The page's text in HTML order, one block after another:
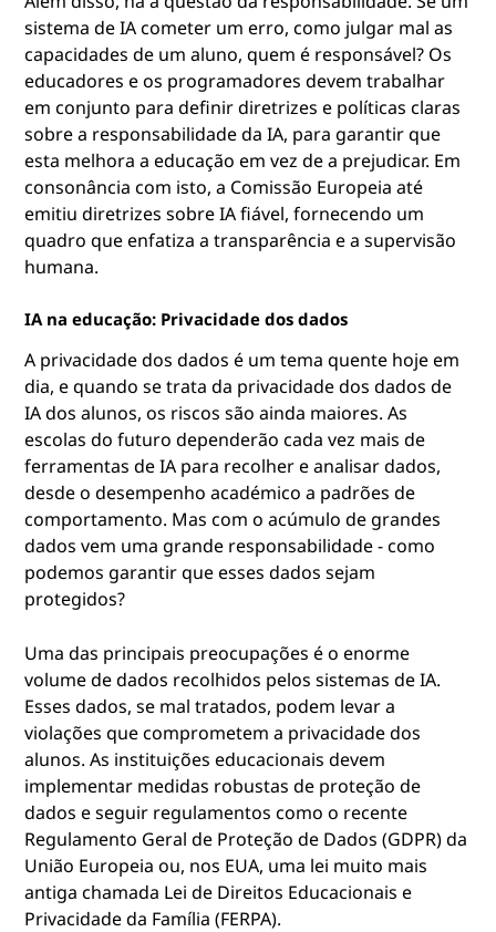
sistema de IA cometer um erro, como julgar mal as
capacidades de um aluno, quem é responsável? Os
educadores e os programadores devem trabalhar
em conjunto para definir diretrizes e políticas claras
sobre a responsabilidade da IA, para garantir que
esta melhora a educação em vez de a prejudicar. Em
consonância com isto, a Comissão Europeia até
emitiu diretrizes sobre IA fiável, fornecendo um
quadro que enfatiza a transparência e a supervisão
humana.
IA na educação: Privacidade dos dados
A privacidade dos dados é um tema quente hoje em
dia, e quando se trata da privacidade dos dados de
IA dos alunos, os riscos são ainda maiores. As
escolas do futuro dependerão cada vez mais de
ferramentas de IA para recolher e analisar dados,
desde o desempenho académico a padrões de
comportamento. Mas com o acúmulo de grandes
dados vem uma grande responsabilidade - como
podemos garantir que esses dados sejam
protegidos?
Uma das principais preocupações é o enorme
volume de dados recolhidos pelos sistemas de IA.
Esses dados, se mal tratados, podem levar a
violações que comprometem a privacidade dos
alunos. As instituições educacionais devem
implementar medidas robustas de proteção de
dados e seguir regulamentos como o recente
Regulamento Geral de Proteção de Dados (GDPR) da
União Europeia ou, nos EUA, uma lei muito mais
antiga chamada Lei de Direitos Educacionais e
Privacidade da Família (FERPA).